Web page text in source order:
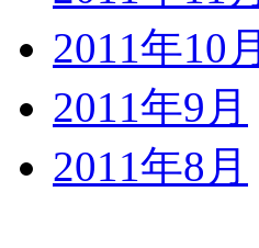
2011年10月
2011年9月
2011年8月